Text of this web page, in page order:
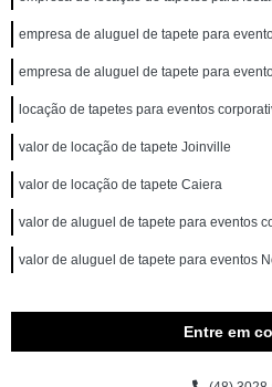
empresa de aluguel de tapete para
empresa de aluguel de tapete para
locação de tapetes para eventos
valor de locação de tapete Joinville
valor de locação de tapete Caiera
valor de aluguel de tapete para eventos
valor de aluguel de tapete para eventos
Entre em